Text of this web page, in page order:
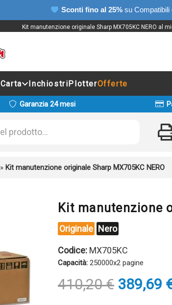
Sconti fino al 25% su Compatibili
Kit manutenzione originale Sharp MX705KC NERO al
Carta InchiostriPlotterOfferte
Garanzia 24 mesi
» Kit manutenzione originale Sharp MX705KC NERO
Kit manutenzione
Originale Nero
Codice: MX705KC
Capacità: 250000x2 pagine
410,20€ Il
prezzo
389,69